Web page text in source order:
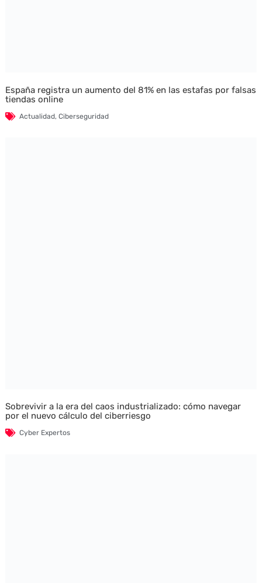
España registra un aumento del 81% en las estafas por falsas
tiendas online
Actualidad, Ciberseguridad
Sobrevivir a la era del caos industrializado: cómo navegar
por el nuevo cálculo del ciberriesgo
Cyber Expertos